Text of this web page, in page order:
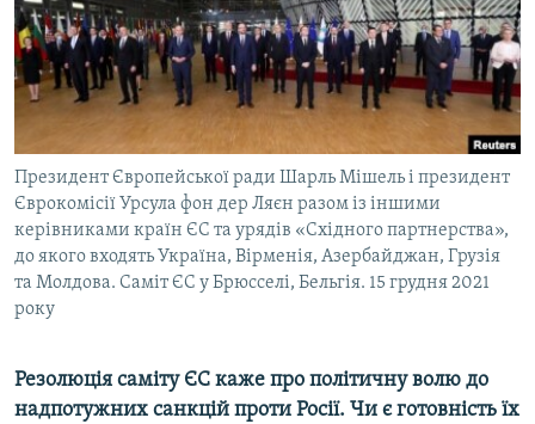
ВІДЕОУРОКИ «ELIFBE»
СВІДЧЕННЯ ОКУПАЦІЇ
УКРАЇНСЬКА ПРОБЛЕМА КРИМУ
ІНФОГРАФІКА
Русский
Qırımtatar
Усі сайти RFE/RL
Президент Європейської ради Шарль Мішель і президент
Єврокомісії Урсула фон дер Ляєн разом із іншими
керівниками країн ЄС та урядів «Східного партнерства»,
до якого входять Україна, Вірменія, Азербайджан, Грузія
та Молдова. Саміт ЄС у Брюсселі, Бельгія. 15 грудня 2021
року
Резолюція саміту ЄС каже про політичну волю до
надпотужних санкцій проти Росії. Чи є готовність їх